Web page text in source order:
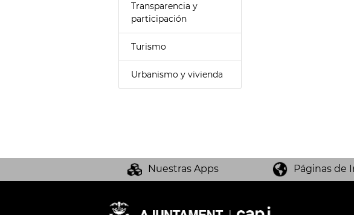
Transparencia y
participación
Turismo
Urbanismo y vivienda
Nuestras Apps Páginas de